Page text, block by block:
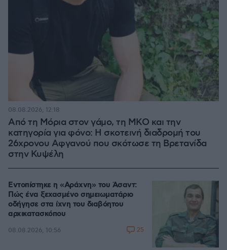
Από τη Μόρια στον γάμο, τη ΜΚΟ και την
κατηγορία για φόνο: Η σκοτεινή διαδρομή του
26χρονου Αφγανού που σκότωσε τη Βρετανίδα
στην Κυψέλη
08.08.2026, 12:18
Εντοπίστηκε η «Αράχνη» του Άσαντ:
Πώς ένα ξεχασμένο σημειωματάριο
οδήγησε στα ίχνη του διαβόητου
αρχικατασκόπου
08.08.2026, 10:56 25